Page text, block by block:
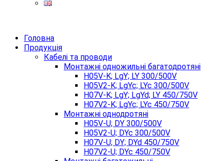
Головна
Продукція
Кабелі та проводи
Монтажні одножильні багатодротяні
H05V-K; LgY; LY 300/500V
H05V2-K; LgYc; LYc 300/500V
H07V-K; LgY; LgYd; LY 450/750V
H07V2-K; LgYc; LYc 450/750V
Монтажні однодротяні
H05V-U; DY 300/500V
H05V2-U; DYc 300/500V
H07V-U; DY; DYd 450/750V
H07V2-U; DYc 450/750V